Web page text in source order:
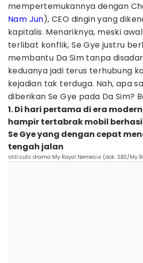
mempertemukannya dengan
Nam Jun), CEO dingin yang
kapitalis. Menariknya, meski
terlibat konflik, Se Gye justru
membantu Da Sim tanpa
keduanya jadi terus terhubung
kejadian tak terduga. Nah, apa
diberikan Se Gye pada Da Sim?
1. Di hari pertama di era
hampir tertabrak mobil
Se Gye yang dengan cepat
tengah jalan
still cuts drama My Royal Nemesis (dok. SBS/My